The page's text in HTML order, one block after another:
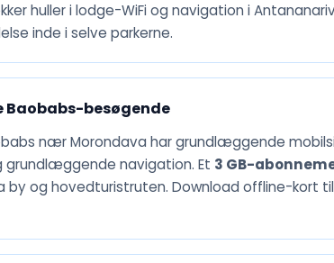
huller i lodge-WiFi og navigation i
inde i selve parkerne.
Baobabs-besøgende
nær Morondava har grundlæggende
grundlæggende navigation. Et 3 GB-
by og hovedturistruten. Download offline-kort til